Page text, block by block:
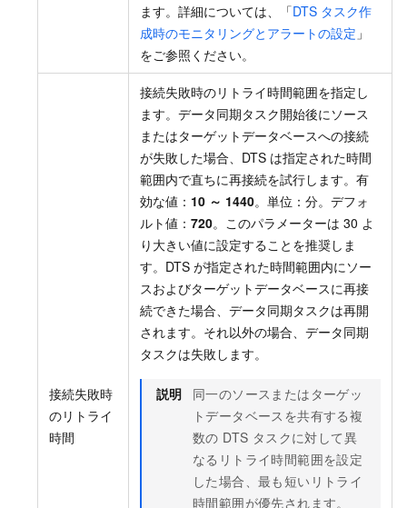
ます。詳細については、「DTS タスク作
成時のモニタリングとアラートの設定 」
をご参照ください。
接続失敗時
のリトライ
時間
接続失敗時のリトライ時間範囲を指定し
ます。データ同期タスク開始後にソース
またはターゲットデータベースへの接続
が失敗した場合、DTS は指定された時間
範囲内で直ちに再接続を試行します。有
効な値： 10 ～ 1440。単位：分。デフォ
ルト値： 720。このパラメーターは 30 よ
り大きい値に設定することを推奨しま
す。DTS が指定された時間範囲内にソー
スおよびターゲットデータベースに再接
続できた場合、データ同期タスクは再開
されます。それ以外の場合、データ同期
タスクは失敗します。
説明
同一のソースまたはターゲッ
トデータベースを共有する複
数の DTS タスクに対して異
なるリトライ時間範囲を設定
した場合、最も短いリトライ
時間範囲が優先されます。